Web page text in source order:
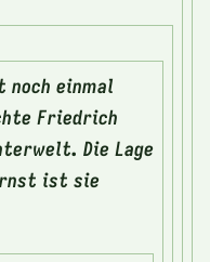
noch einmal
Friedrich
Die Lage
ist sie